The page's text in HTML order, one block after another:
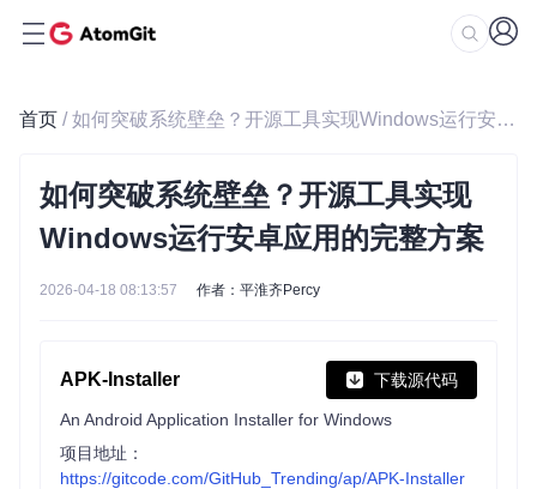
首页 / 如何突破系统壁垒？开源工具实现Windows运行安卓应用的完整方案
如何突破系统壁垒？开源工具实现
Windows运行安卓应用的完整方案
2026-04-18 08:13:57 作者：平淮齐Percy
APK-Installer 下载源代码
An Android Application Installer for Windows
项目地址：
https://gitcode.com/GitHub_Trending/ap/APK-Installer